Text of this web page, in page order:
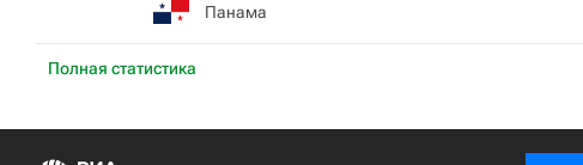
Полная статистика
Панама